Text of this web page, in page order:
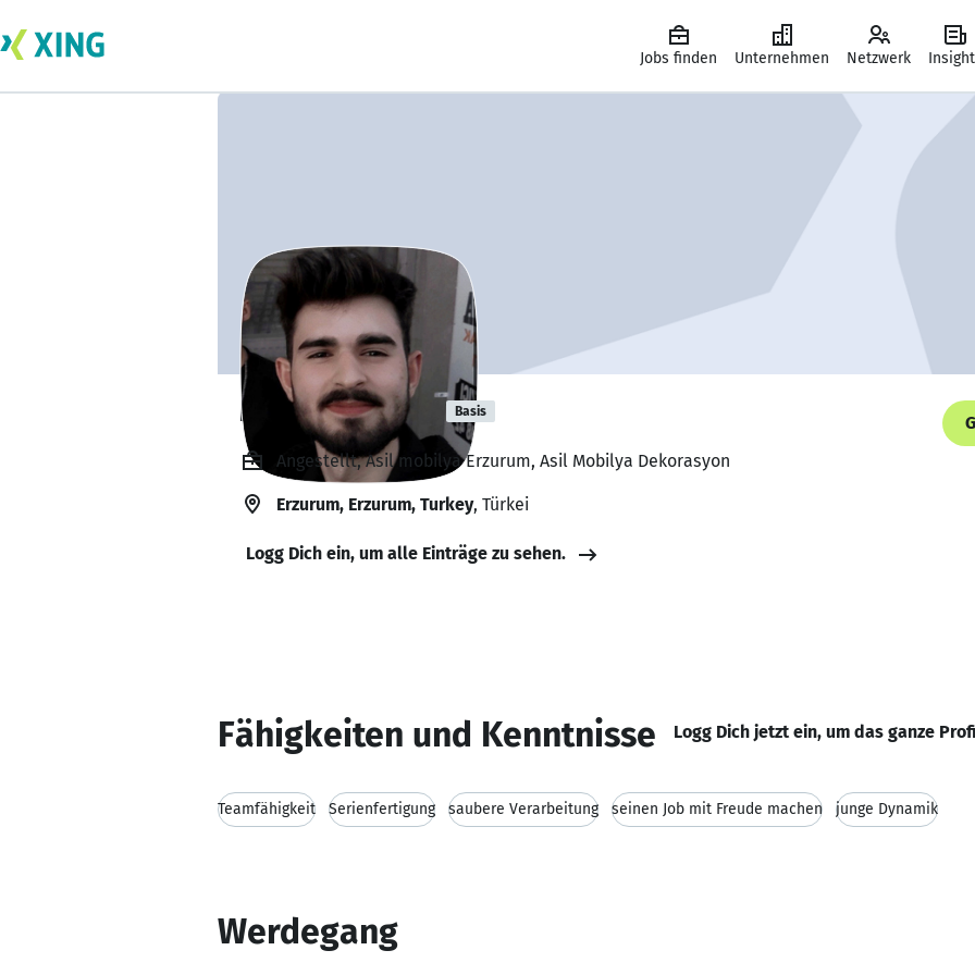
Jobs finden Unternehmen Netzwerk
Mensur YAZICI Basis
Angestellt, Asil mobilya Erzurum, Asil Mobilya Dekorasyon
Erzurum, Erzurum, Turkey, Türkei
Logg Dich ein, um alle Einträge zu sehen.
Fähigkeiten und Kenntnisse Logg Dich jetzt ein, um das ganze
Teamfähigkeit Serienfertigung saubere Verarbeitung seinen Job mit Freude machen junge Dynamik
Werdegang